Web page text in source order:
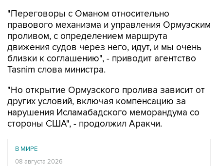
"Переговоры с Оманом относительно
правового механизма и управления Ормузским
проливом, с определением маршрута
движения судов через него, идут, и мы очень
близки к соглашению", - приводит агентство
Tasnim слова министра.
"Но открытие Ормузского пролива зависит от
других условий, включая компенсацию за
нарушения Исламабадского меморандума со
стороны США", - продолжил Аракчи.
В МИРЕ
08 августа 2026